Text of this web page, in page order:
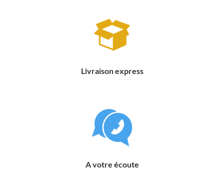
Livraison express
A votre écoute